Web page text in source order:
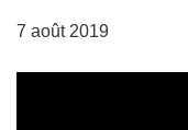
7 août 2019